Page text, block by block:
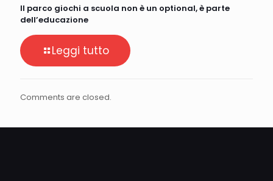
Il parco giochi a scuola non è un optional, è parte
dell’educazione
Leggi tutto
Comments are closed.